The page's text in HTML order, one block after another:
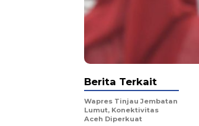
Berita Terkait
Wapres Tinjau Jembatan
Lumut, Konektivitas
Aceh Diperkuat